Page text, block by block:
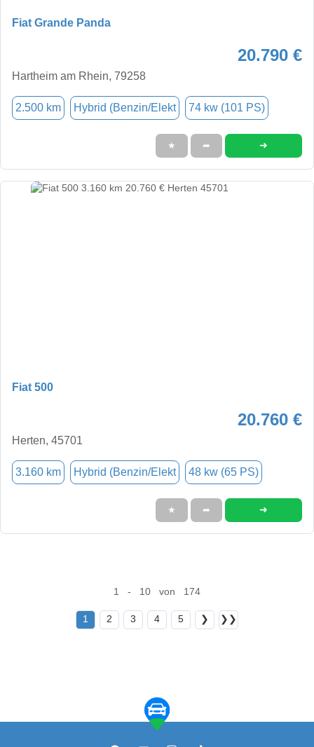
Fiat Grande Panda
20.790 €
Hartheim am Rhein, 79258
2.500 km Hybrid (Benzin/Elekt 74 kw (101 PS)
★ ➦ ➜
Fiat 500
20.760 €
Herten, 45701
3.160 km Hybrid (Benzin/Elekt 48 kw (65 PS)
★ ➦ ➜
1 - 10 von 174
1 2 3 4 5 ❯ ❯❯